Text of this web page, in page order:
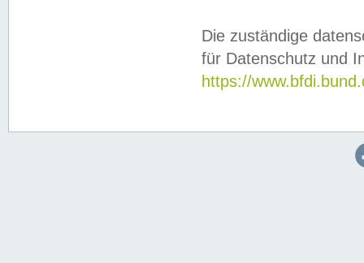
Die zuständige
für Datenschutz und
https://